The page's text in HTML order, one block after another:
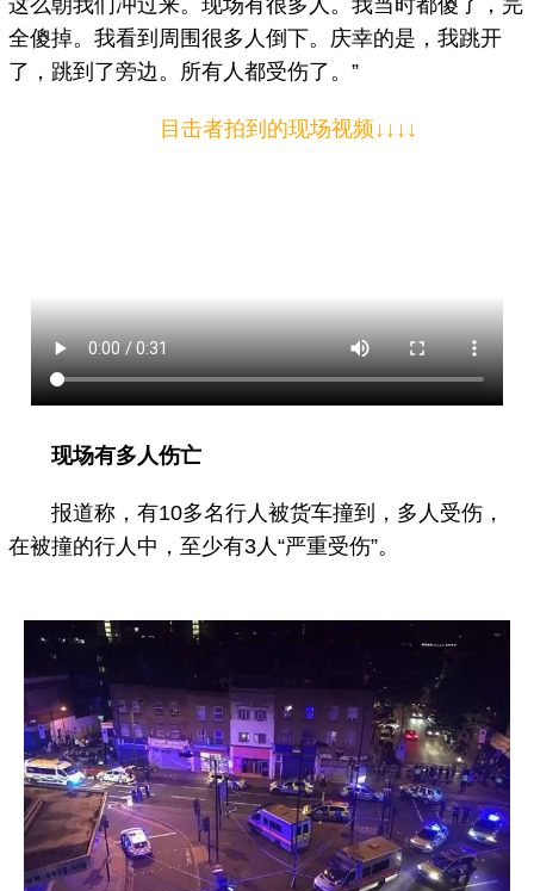
全傻掉。我看到周围很多人倒下。庆幸的是，我跳开
了，跳到了旁边。所有人都受伤了。”
目击者拍到的现场视频↓↓↓↓
现场有多人伤亡
报道称，有10多名行人被货车撞到，多人受伤，
在被撞的行人中，至少有3人“严重受伤”。